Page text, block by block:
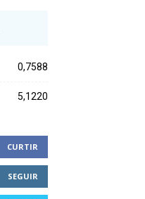
0,7588
5,1220
CURTIR
SEGUIR